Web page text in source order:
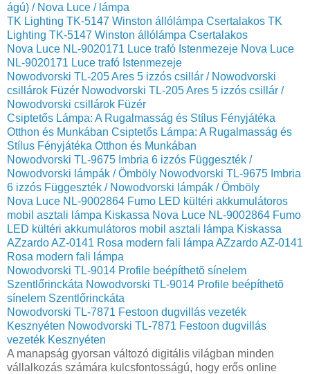
ágú) / Nova Luce / lámpa
TK Lighting TK-5147 Winston állólámpa Csertalakos TK
Lighting TK-5147 Winston állólámpa Csertalakos
Nova Luce NL-9020171 Luce trafó Istenmezeje Nova Luce
NL-9020171 Luce trafó Istenmezeje
Nowodvorski TL-205 Ares 5 izzós csillár / Nowodvorski
csillárok Füzér Nowodvorski TL-205 Ares 5 izzós csillár /
Nowodvorski csillárok Füzér
Csiptetős Lámpa: A Rugalmasság és Stílus Fényjátéka
Otthon és Munkában Csiptetős Lámpa: A Rugalmasság és
Stílus Fényjátéka Otthon és Munkában
Nowodvorski TL-9675 Imbria 6 izzós Függeszték /
Nowodvorski lámpák / Ömböly Nowodvorski TL-9675 Imbria
6 izzós Függeszték / Nowodvorski lámpák / Ömböly
Nova Luce NL-9002864 Fumo LED kültéri akkumulátoros
mobil asztali lámpa Kiskassa Nova Luce NL-9002864 Fumo
LED kültéri akkumulátoros mobil asztali lámpa Kiskassa
AZzardo AZ-0141 Rosa modern fali lámpa AZzardo AZ-0141
Rosa modern fali lámpa
Nowodvorski TL-9014 Profile beépíthetõ sínelem
Szentlőrinckáta Nowodvorski TL-9014 Profile beépíthetõ
sínelem Szentlőrinckáta
Nowodvorski TL-7871 Festoon dugvillás vezeték
Kesznyéten Nowodvorski TL-7871 Festoon dugvillás
vezeték Kesznyéten
A manapság gyorsan változó digitális világban minden
vállalkozás számára kulcsfontosságú, hogy erős online